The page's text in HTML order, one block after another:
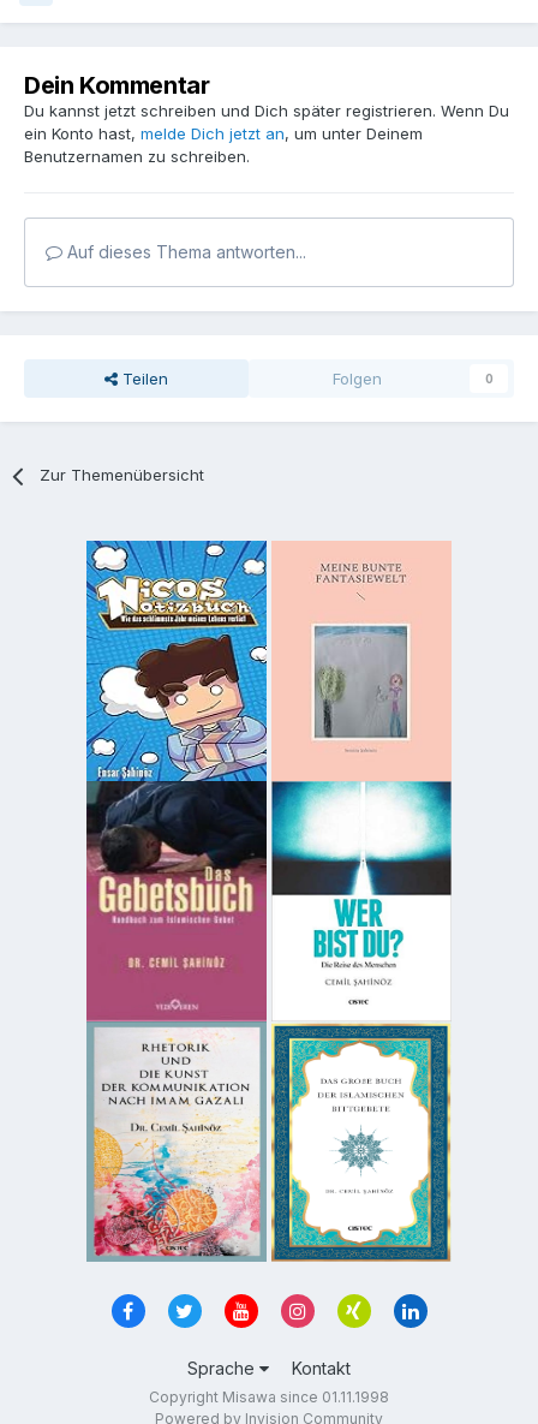
Dein Kommentar
Du kannst jetzt schreiben und Dich später registrieren. Wenn Du
ein Konto hast, melde Dich jetzt an, um unter Deinem
Benutzernamen zu schreiben.
Auf dieses Thema antworten...
Teilen Folgen 0
Zur Themenübersicht
Sprache Kontakt
Copyright Misawa since 01.11.1998
Powered by Invision Community